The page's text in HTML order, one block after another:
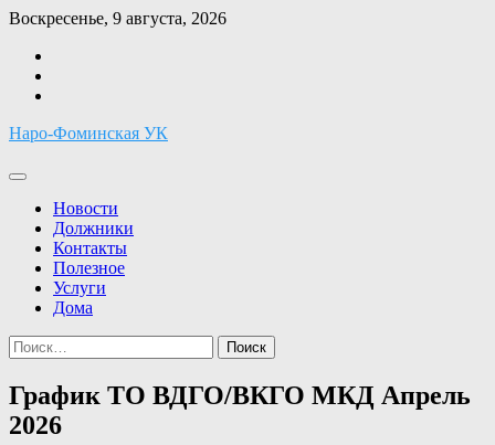
Перейти
содержимому
Воскресенье, 9 августа, 2026
Наро-Фоминская УК
Новости
Должники
Контакты
Полезное
Услуги
Дома
Найти:
График ТО ВДГО/ВКГО МКД Апрель
2026